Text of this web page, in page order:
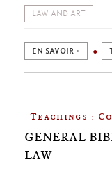
LAW AND ART
EN SAVOIR +
Teachings :
GENERAL
LAW